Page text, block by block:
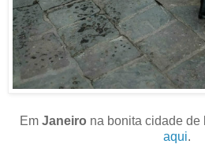
Em Janeiro na bonita cidade de
aqui.